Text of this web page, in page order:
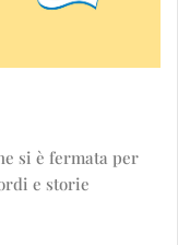
si è fermata per
e storie